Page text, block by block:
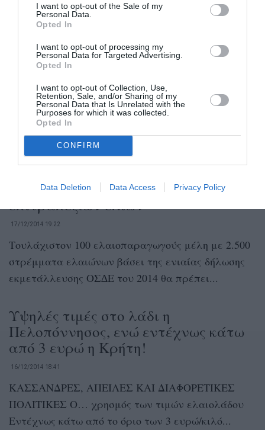
I want to opt-out of the Sale of my
Personal Data.
Opted In
I want to opt-out of processing my
Personal Data for Targeted Advertising.
Opted In
I want to opt-out of Collection, Use,
Retention, Sale, and/or Sharing of my
Personal Data that Is Unrelated with the
Purposes for which it was collected.
Opted In
CONFIRM
Data Deletion Data Access Privacy Policy
Πρόσβαση σε δάνεια από την
Ευρωπαϊκή Τράπεζα Επενδύσεων
για Νέους Αγρότες
Εγκρίθηκε την περασμένη Δευτέρα, από το
Συμβούλιο Υπουργών Γεωργίας στις Βρυξέλλες, η
πρόταση της ιταλικής Προεδρίας για ευκολότερη...
στον τομέα ελαιόλάδου και
επιτραπέζιων ελιών
17/12/2014 19:22
Τουλάχιστον 100 ελαιοπαραγωγούς μέλη με 2.500
στρέμματα ελαιώνων βάσει της ενιαίας δήλωσης
εκμετάλλευσης ΟΣ∆Ε του 2014 θα πρέπει...
Υψηλές τιμές στο λάδι η
Πελοπόννησος, ενώ εντέχνως κάτω
από 3 ευρώ η Κρήτη!
16/12/2014 18:41
ΚΑΣΣΑΝΔΡΕΣ, ΑΠΕΙΛΕΣ ΚΑΙ ΔΙΑΦΟΡΕΤΙΚΕΣ
ΠΟΛΙΤΙΚΕΣ Ο… χρησμός των τιμών ελαιολάδου
Εντέχνως κάτω από το όριο των 3 ευρώ/κιλό...